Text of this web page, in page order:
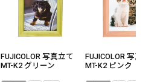
FUJICOLOR 写真立て
MT-K2 グリーン
FUJICOLOR 写真立て
MT-K2 ピンク